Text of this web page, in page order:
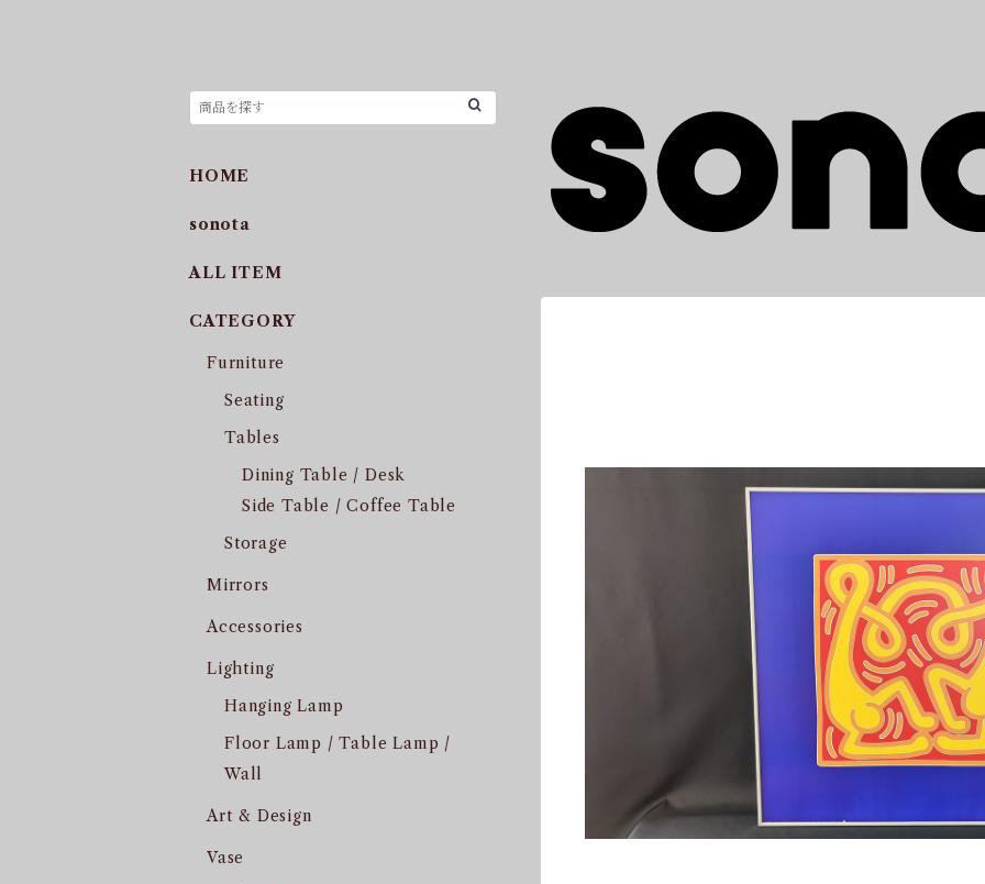
HOME
sonota
ALL ITEM
CATEGORY
Furniture
Seating
Tables
Dining Table / Desk
Side Table / Coffee Table
Storage
Mirrors
Accessories
Lighting
Hanging Lamp
Floor Lamp / Table Lamp /
Wall
Art & Design
Vase